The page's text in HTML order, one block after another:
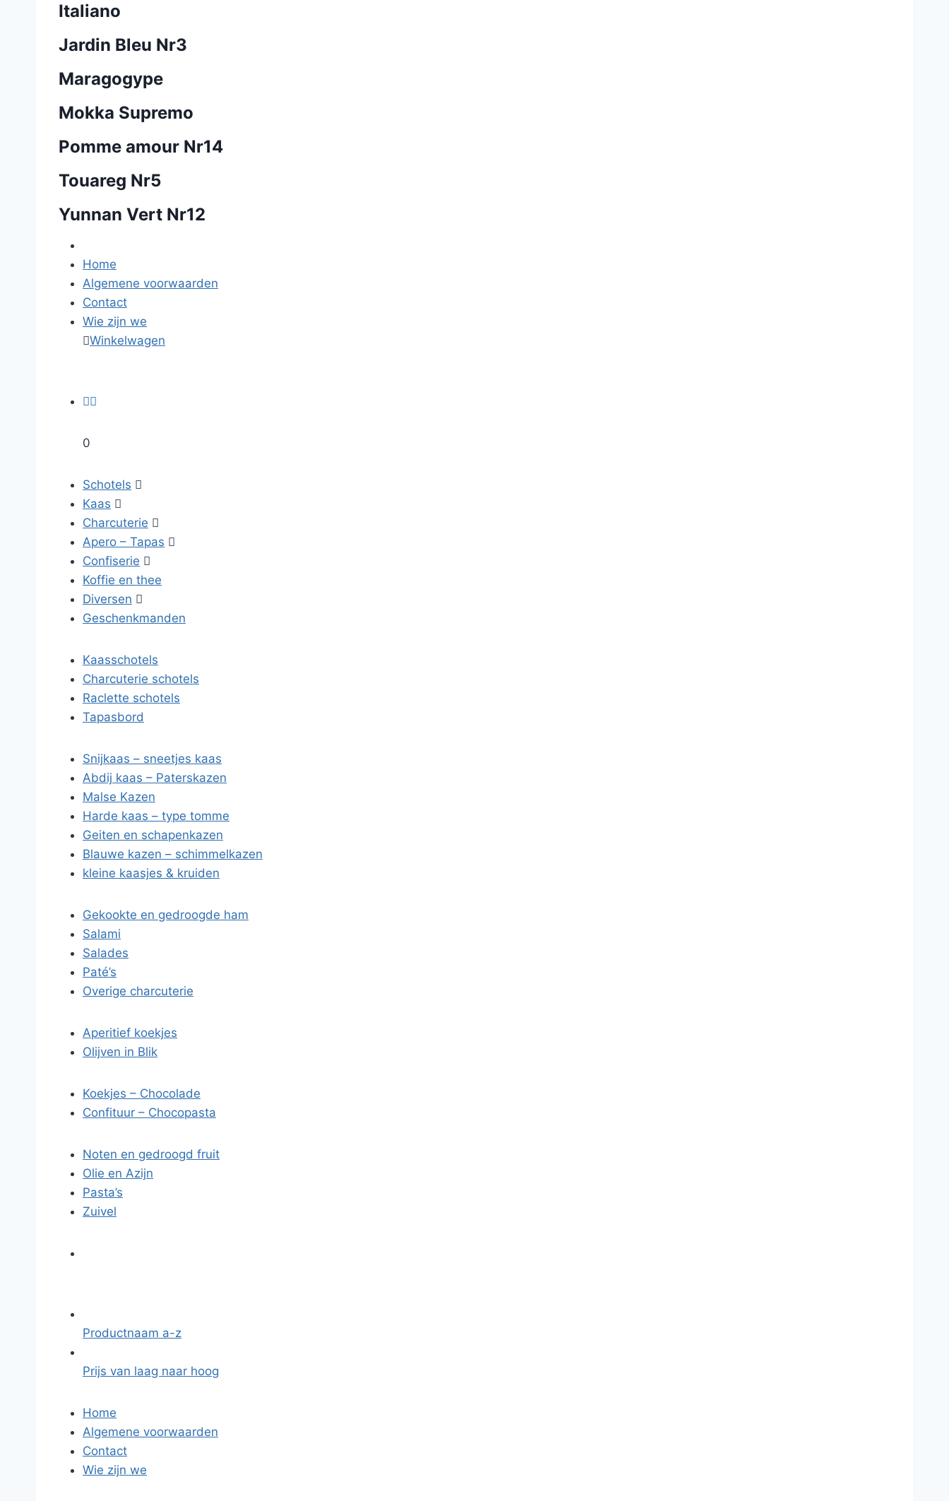
Italiano
Jardin Bleu Nr3
Maragogype
Mokka Supremo
Pomme amour Nr14
Touareg Nr5
Yunnan Vert Nr12
Home
Algemene voorwaarden
Contact
Wie zijn we
Winkelwagen

0
Schotels 
Kaas 
Charcuterie 
Apero – Tapas 
Confiserie 
Koffie en thee
Diversen 
Geschenkmanden
Kaasschotels
Charcuterie schotels
Raclette schotels
Tapasbord
Snijkaas – sneetjes kaas
Abdij kaas – Paterskazen
Malse Kazen
Harde kaas – type tomme
Geiten en schapenkazen
Blauwe kazen – schimmelkazen
kleine kaasjes & kruiden
Gekookte en gedroogde ham
Salami
Salades
Paté’s
Overige charcuterie
Aperitief koekjes
Olijven in Blik
Koekjes – Chocolade
Confituur – Chocopasta
Noten en gedroogd fruit
Olie en Azijn
Pasta’s
Zuivel
Productnaam a-z
Prijs van laag naar hoog
Home
Algemene voorwaarden
Contact
Wie zijn we